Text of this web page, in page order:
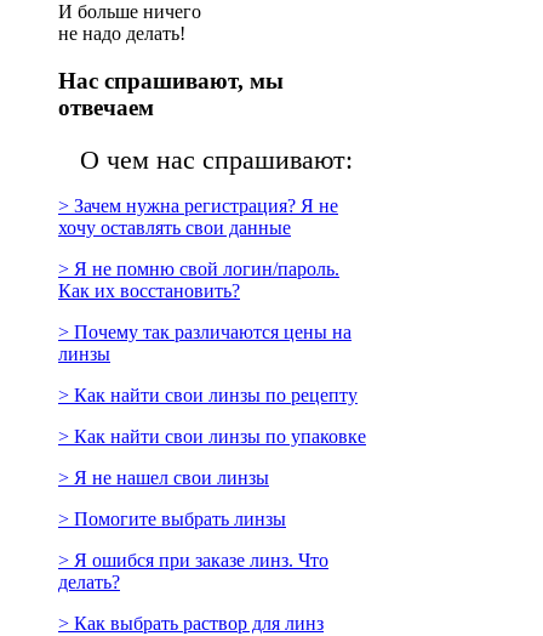
И больше ничего
не надо делать!
Нас спрашивают, мы
отвечаем
О чем нас спрашивают:
> Зачем нужна регистрация? Я не
хочу оставлять свои данные
> Я не помню свой логин/пароль.
Как их восстановить?
> Почему так различаются цены на
линзы
> Как найти свои линзы по рецепту
> Как найти свои линзы по упаковке
> Я не нашел свои линзы
> Помогите выбрать линзы
> Я ошибся при заказе линз. Что
делать?
> Как выбрать раствор для линз